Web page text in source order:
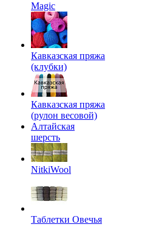
Magic
Кавказская пряжа
(клубки)
Кавказская пряжа
(рулон весовой)
Алтайская
шерсть
NitkiWool
Таблетки Овечья